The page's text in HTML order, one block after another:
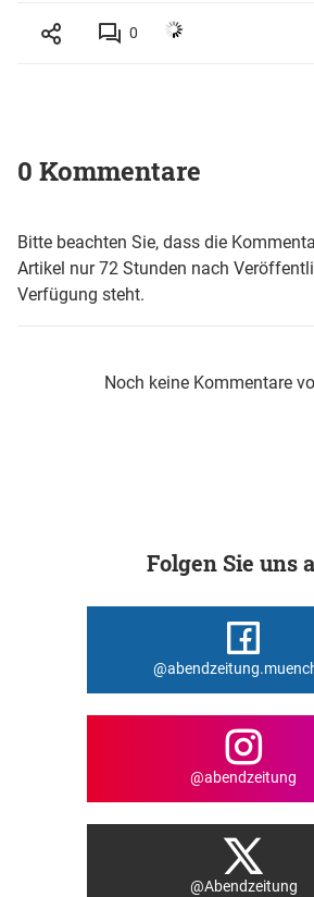
0
0 Kommentare
Bitte beachten Sie, dass die
Artikel nur 72 Stunden nach
Verfügung steht.
Noch keine Kommentare
Folgen Sie uns
@abendzeitung
@Abendzeitung